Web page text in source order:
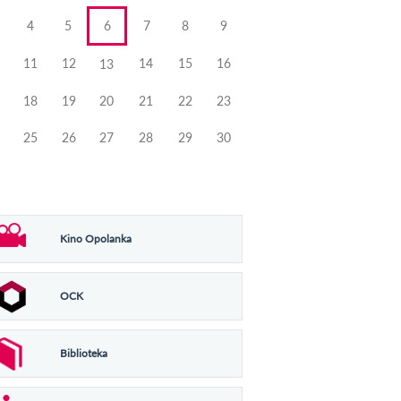
4 5 6 7 8 9
11 12 13 14 15 16
18 19 20 21 22 23
25 26 27 28 29 30
Kino Opolanka
OCK
Biblioteka